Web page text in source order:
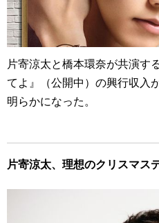
片寄涼太と橋本環奈が共演す
てよ』（公開中）の興行収入
明らかになった。
片寄涼太、理想のクリスマス